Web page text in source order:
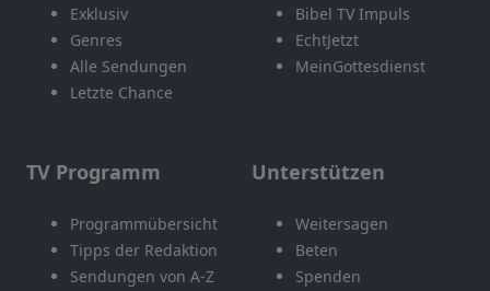
Exklusiv
Genres
Alle Sendungen
Letzte Chance
Bibel TV Impuls
EchtJetzt
MeinGottesdienst
TV Programm
Programmübersicht
Tipps der Redaktion
Sendungen von A-Z
Unterstützen
Weitersagen
Beten
Spenden